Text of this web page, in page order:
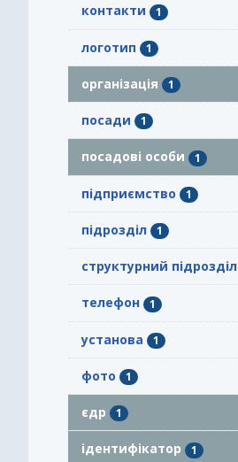
контакти 1
логотип 1
організація 1
посади 1
посадові особи 1
підприємство 1
підрозділ 1
структурний підрозділ
телефон 1
установа 1
фото 1
єдр 1
ідентифікатор 1